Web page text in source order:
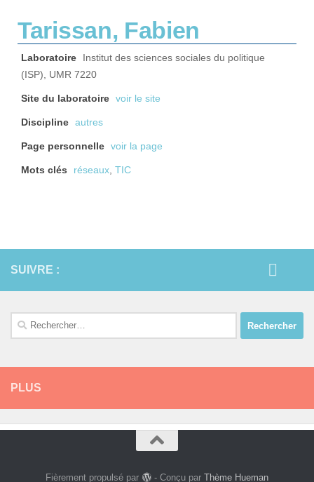
Tarissan, Fabien
Laboratoire
Institut des sciences sociales du politique
(ISP), UMR 7220
Site du laboratoire voir le site
Discipline autres
Page personnelle voir la page
Mots clés réseaux, TIC
SUIVRE :
Rechercher :
PLUS
Fièrement propulsé par - Conçu par Thème Hueman